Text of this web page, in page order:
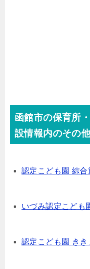
函館市の保育所
設情報内のその
認定こども園 綜合
いづみ認定こども
認定こども園 きき